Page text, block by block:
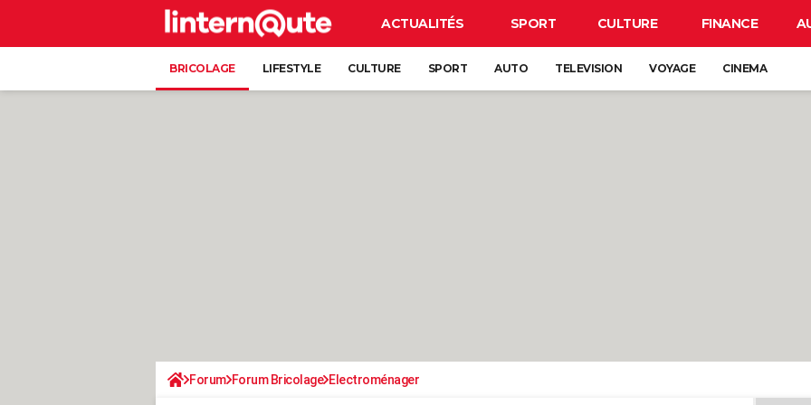
ACTUALITÉS SPORT CULTURE FINANCE
BRICOLAGE LIFESTYLE CULTURE SPORT AUTO TELEVISION VOYAGE CINEMA
Forum Forum Bricolage Electroménager